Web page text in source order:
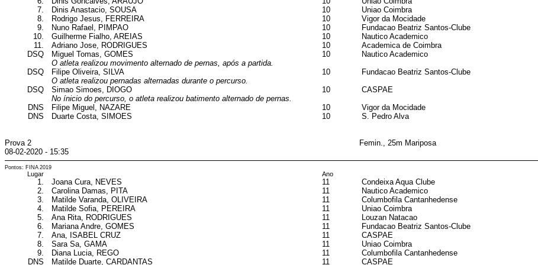
7.
Dinis Anastacio, SOUSA 10 Uniao Coimbra
8.
Rodrigo Jesus, FERREIRA 10 Vigor da Mocidade
9.
Nuno Rafael, PIMPAO 10 Fundacao Beatriz Santos-Clube
10.
Guilherme Fialho, AREIAS 10 Nautico Academico
11.
Adriano Jose, RODRIGUES 10 Academica de Coimbra
DSQ
Miguel Tomas, GOMES 10
Nautico Academico
O atleta realizou movimento alternado de pernas, após a partida.
DSQ
Filipe Oliveira, SILVA 10
Fundacao Beatriz Santos-Clube
O atleta realizou pernadas alternadas durante o percurso.
DSQ
Simao Simoes, DIOGO 10
CASPAE
No ínicio do percurso, o atleta realizou batimento alternado de pernas.
DNS
Filipe Miguel, NAZARE 10
Vigor da Mocidade
DNS
Duarte Costa, SIMOES 10 S. Pedro Alva
Prova 2
08-02-2020 - 15:35
Femin., 25m Mariposa
Pontos: FINA 2019
Lugar Ano
1. Joana Cura, NEVES 11 Condeixa Aqua Clube
2.
Carolina Damas, PITA 11 Nautico Academico
3.
Matilde Varanda, OLIVEIRA 11 Columbofila Cantanhedense
4.
Matilde Sofia, PEREIRA 11 Uniao Coimbra
5.
Ana Rita, RODRIGUES 11 Louzan Natacao
6.
Mariana Andre, GOMES 11 Fundacao Beatriz Santos-Clube
7.
Ana, ISABEL CRUZ 11 CASPAE
8.
Sara Sa, GAMA 11 Uniao Coimbra
9.
Diana Lucia, REGO 11 Columbofila Cantanhedense
DNS
Matilde Duarte, CARDANTAS 11 CASPAE